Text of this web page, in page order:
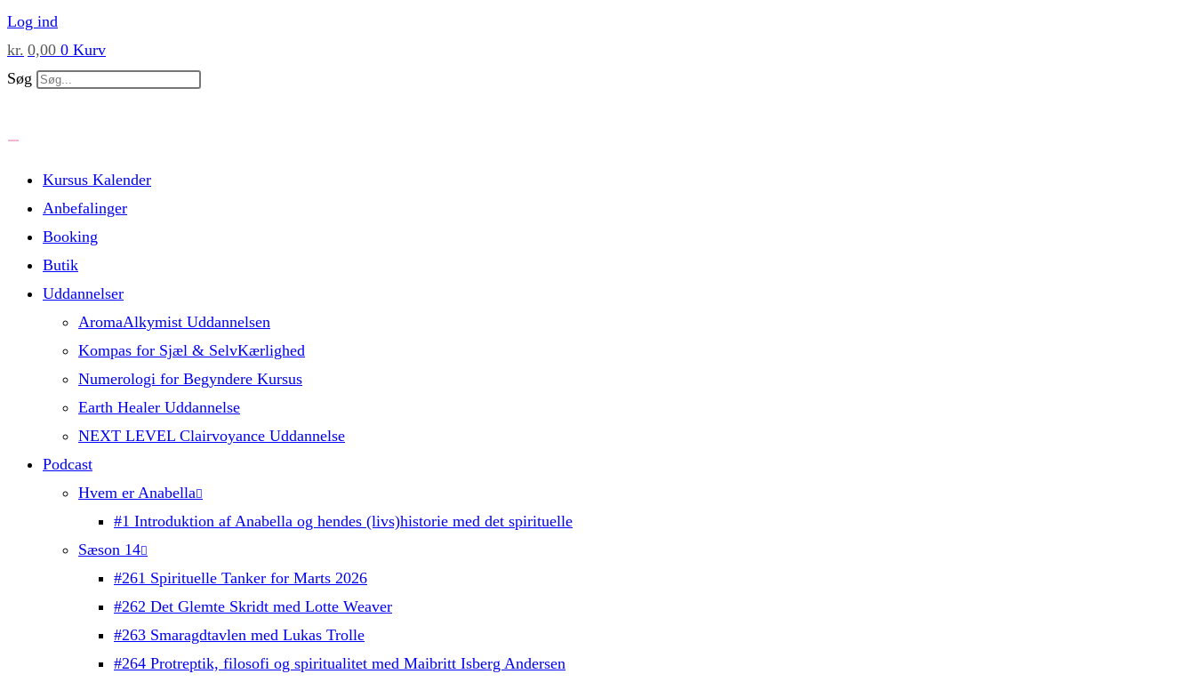
Skip
to
content
Log ind
kr. 0,00 0 Kurv
Søg
Kursus Kalender
Anbefalinger
Booking
Butik
Uddannelser
AromaAlkymist Uddannelsen
Kompas for Sjæl & SelvKærlighed
Numerologi for Begyndere Kursus
Earth Healer Uddannelse
NEXT LEVEL Clairvoyance Uddannelse
Podcast
Hvem er Anabella
#1 Introduktion af Anabella og hendes (livs)historie med det spirituelle
Sæson 14
#261 Spirituelle Tanker for Marts 2026
#262 Det Glemte Skridt med Lotte Weaver
#263 Smaragdtavlen med Lukas Trolle
#264 Protreptik, filosofi og spiritualitet med Maibritt Isberg Andersen